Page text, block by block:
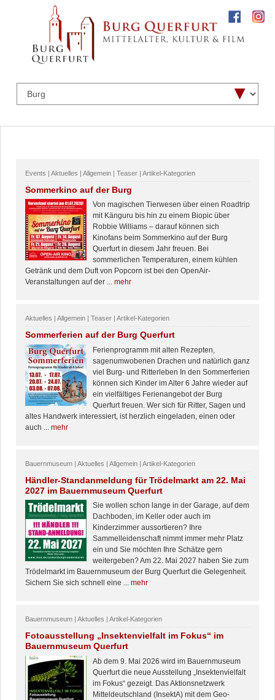
Events | Aktuelles | Allgemein | Teaser | Artikel-Kategorien
Sommerkino auf der Burg
Von magischen Tierwesen über einen Roadtrip
mit Känguru bis hin zu einem Biopic über
Robbie Williams – darauf können sich
Kinofans beim Sommerkino auf der Burg
Querfurt in diesem Jahr freuen. Bei
sommerlichen Temperaturen, einem kühlen
Getränk und dem Duft von Popcorn ist bei den OpenAir-
Veranstaltungen auf der ... mehr
Aktuelles | Allgemein | Teaser | Artikel-Kategorien
Sommerferien auf der Burg Querfurt
Ferienprogramm mit alten Rezepten,
sagenumwobenen Drachen und natürlich ganz
viel Burg- und Ritterleben In den Sommerferien
können sich Kinder im Alter 6 Jahre wieder auf
ein vielfältiges Ferienangebot der Burg
Querfurt freuen. Wer sich für Ritter, Sagen und
altes Handwerk interessiert, ist herzlich eingeladen, einen oder
auch ... mehr
Bauernmuseum | Aktuelles | Allgemein | Artikel-Kategorien
Händler-Standanmeldung für Trödelmarkt am 22. Mai
2027 im Bauernmuseum Querfurt
Sie wollen schon lange in der Garage, auf dem
Dachboden, im Keller oder auch im
Kinderzimmer aussortieren? Ihre
Sammelleidenschaft nimmt immer mehr Platz
ein und Sie möchten Ihre Schätze gern
weitergeben? Am 22. Mai 2027 haben Sie zum
Trödelmarkt im Bauernmuseum der Burg Querfurt die Gelegenheit.
Sichern Sie sich schnell eine ... mehr
Bauernmuseum | Aktuelles | Artikel-Kategorien
Fotoausstellung „Insektenvielfalt im Fokus“ im
Bauernmuseum Querfurt
Ab dem 9. Mai 2026 wird im Bauernmuseum
Querfurt die neue Ausstellung „Insektenvielfalt
im Fokus“ gezeigt. Das Aktionsnetzwerk
Mitteldeutschland (InsektA) mit dem Geo-